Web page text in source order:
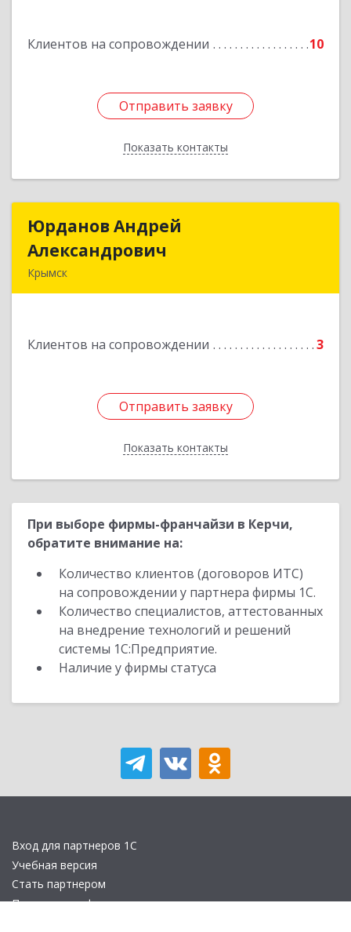
Клиентов на сопровождении 10
Отправить заявку
Показать контакты
Подробнее
Отправить заявку
Назад
Юрданов Андрей
Александрович
Крымск
Клиентов на сопровождении 3
Отправить заявку
Показать контакты
Юрданов Андрей
Подробнее
Отправить заявку
Назад
При выборе фирмы-франчайзи в Керчи,
обратите внимание на:
Количество клиентов (договоров ИТС)
на сопровождении у партнера фирмы 1С.
Количество специалистов, аттестованных
на внедрение технологий и решений
системы 1С:Предприятие.
Наличие у фирмы статуса
Вход для партнеров 1С
Учебная версия
Стать партнером
Политика конфиденциальности